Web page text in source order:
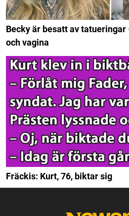
Becky är besatt av
och vagina
Fräckis: Kurt, 76, biktar sig